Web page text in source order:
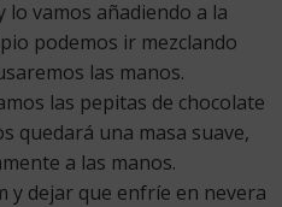
vamos añadiendo a la
podemos ir mezclando
las manos.
las pepitas de chocolate
quedará una masa suave,
a las manos.
y dejar que enfríe en nevera